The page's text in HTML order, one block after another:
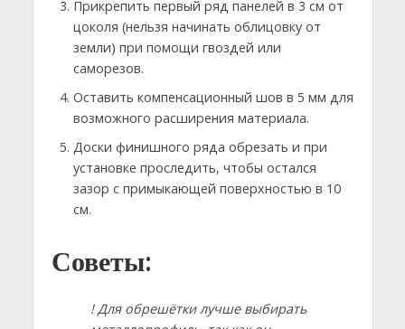
Прикрепить первый ряд панелей в 3 см от
цоколя (нельзя начинать облицовку от
земли) при помощи гвоздей или
саморезов.
Оставить компенсационный шов в 5 мм для
возможного расширения материала.
Доски финишного ряда обрезать и при
установке проследить, чтобы остался
зазор с примыкающей поверхностью в 10
см.
Советы:
! Для обрешётки лучше выбирать